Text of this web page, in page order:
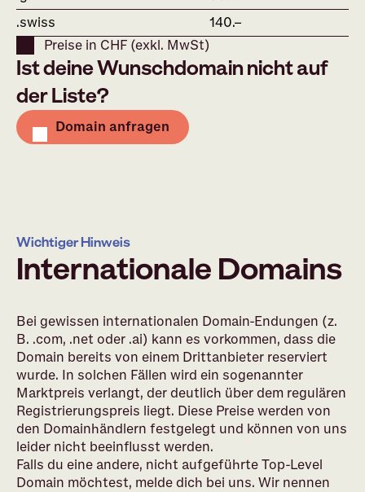
.swiss
140.–
Preise in CHF (exkl. MwSt)
Ist deine Wunschdomain nicht auf
der Liste?
Domain anfragen
Wichtiger Hinweis
Internationale Domains
Bei gewissen internationalen Domain-Endungen (z.
B. .com, .net oder .ai) kann es vorkommen, dass die
Domain bereits von einem Drittanbieter reserviert
wurde. In solchen Fällen wird ein sogenannter
Marktpreis verlangt, der deutlich über dem regulären
Registrierungspreis liegt. Diese Preise werden von
den Domainhändlern festgelegt und können von uns
leider nicht beeinflusst werden.
Falls du eine andere, nicht aufgeführte Top-Level
Domain möchtest, melde dich bei uns. Wir nennen